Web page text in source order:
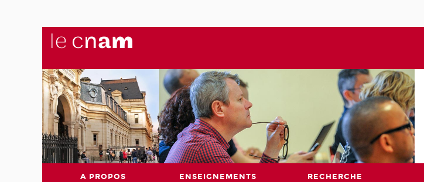
A PROPOS ENSEIGNEMENTS RECHERCHE